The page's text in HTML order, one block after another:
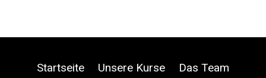
Startseite Unsere Kurse
Das Team